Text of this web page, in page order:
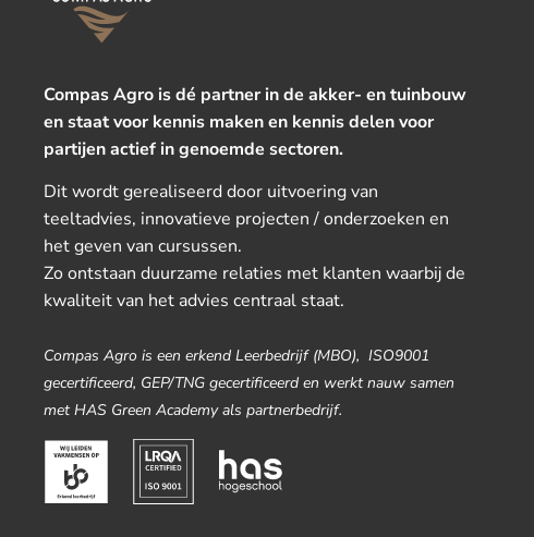
Compas Agro is dé partner in de akker- en tuinbouw
en staat voor kennis maken en kennis delen voor
partijen actief in genoemde sectoren.
Dit wordt gerealiseerd door uitvoering van
teeltadvies, innovatieve projecten / onderzoeken en
het geven van cursussen.
Zo ontstaan duurzame relaties met klanten waarbij de
kwaliteit van het advies centraal staat.
Compas Agro is een erkend Leerbedrijf (MBO), ISO9001
gecertificeerd, GEP/TNG gecertificeerd en werkt nauw samen
met HAS Green Academy als partnerbedrijf.